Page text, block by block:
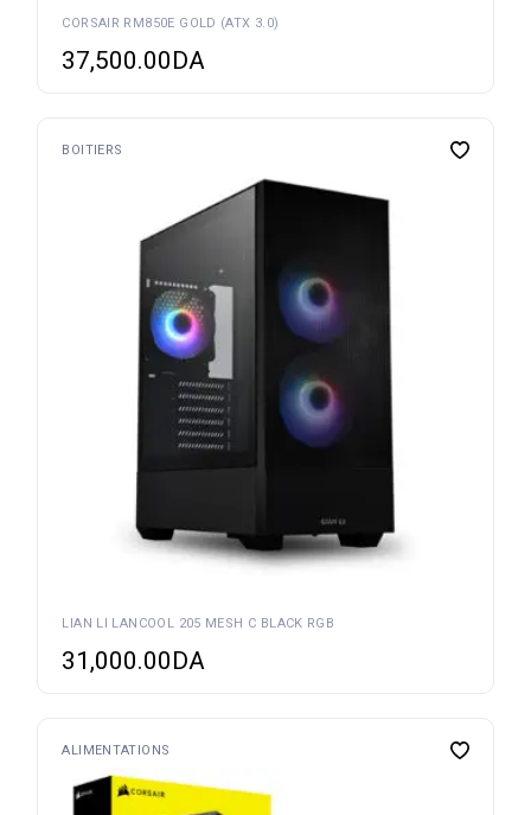
CORSAIR RM850E GOLD (ATX 3.0)
37,500.00DA
BOITIERS
LIAN LI LANCOOL 205 MESH C BLACK RGB
31,000.00DA
ALIMENTATIONS